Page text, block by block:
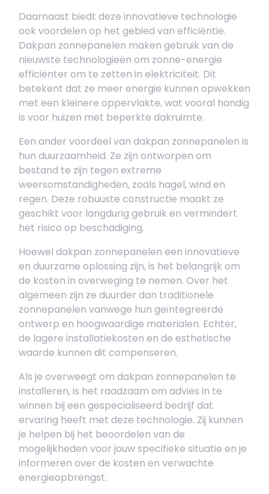
Daarnaast biedt deze innovatieve technologie
ook voordelen op het gebied van efficiëntie.
Dakpan zonnepanelen maken gebruik van de
nieuwste technologieën om zonne-energie
efficiënter om te zetten in elektriciteit. Dit
betekent dat ze meer energie kunnen opwekken
met een kleinere oppervlakte, wat vooral handig
is voor huizen met beperkte dakruimte.
Een ander voordeel van dakpan zonnepanelen is
hun duurzaamheid. Ze zijn ontworpen om
bestand te zijn tegen extreme
weersomstandigheden, zoals hagel, wind en
regen. Deze robuuste constructie maakt ze
geschikt voor langdurig gebruik en vermindert
het risico op beschadiging.
Hoewel dakpan zonnepanelen een innovatieve
en duurzame oplossing zijn, is het belangrijk om
de kosten in overweging te nemen. Over het
algemeen zijn ze duurder dan traditionele
zonnepanelen vanwege hun geïntegreerde
ontwerp en hoogwaardige materialen. Echter,
de lagere installatiekosten en de esthetische
waarde kunnen dit compenseren.
Als je overweegt om dakpan zonnepanelen te
installeren, is het raadzaam om advies in te
winnen bij een gespecialiseerd bedrijf dat
ervaring heeft met deze technologie. Zij kunnen
je helpen bij het beoordelen van de
mogelijkheden voor jouw specifieke situatie en je
informeren over de kosten en verwachte
energieopbrengst.